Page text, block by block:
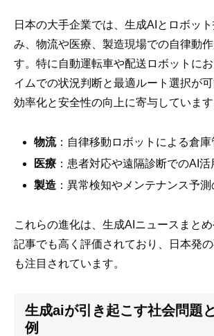
日本の大手企業では、生成AIとロボッ
み、物流や医療、製造現場での自律動
す。特に自動運転車や配送ロボットに
イムでの状況判断と最適ルート選択が
効率化と安全性の向上に寄与しています
物流：自律移動ロボットによる倉
医療 ：患者対応や遠隔診断でのAI活
製造 ：異常検知やメンテナンス予
これらの進化は、生成AIニュースまと
記事でも高く評価されており、日本発
も注目されています。
生成aiが引き起こす社会問題
例